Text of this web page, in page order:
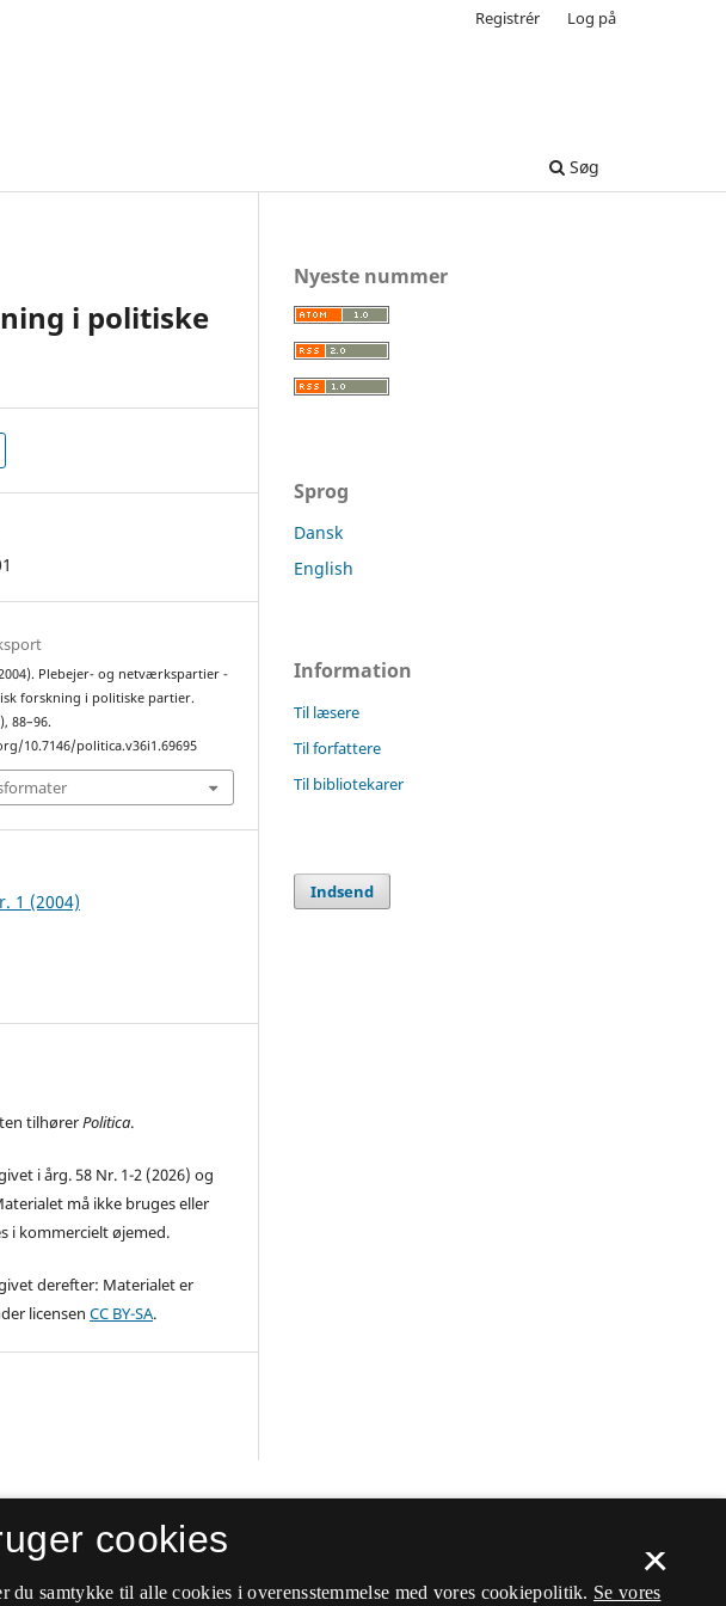
Søg
Registrér Log på
i politiske
Plebejer- og netværkspartier -
forskning i politiske partier.
88–96.
10.7146/politica.v36i1.69695
1 (2004)
tilhørerPolitica.
i årg. 58 Nr. 1-2 (2026) og
må ikke bruges eller
i kommercielt øjemed.
derefter: Materialet er
licensenCC BY-SA.
Nyeste nummer
Sprog
Dansk
English
Information
Til læsere
Til forfattere
Til bibliotekarer
Indsend
×
cookies
samtykke til alle cookies i overensstemmelse med vores cookiepolitik. Se vores